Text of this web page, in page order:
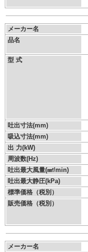
メーカー名
品名
型 式
吐出寸法(mm)
吸込寸法(mm)
出 力(kW)
周波数(Hz)
吐出最大風量(㎣/min)
吐出最大静圧(kPa)
標準価格（税別）
販売価格（税別）
メーカー名